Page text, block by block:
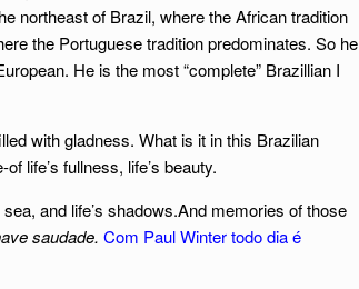
northeast of Brazil, where the African tradition
the Portuguese tradition predominates. So he
He is the most “complete” Brazillian I
with gladness. What is it in this Brazilian
life’s fullness, life’s beauty.
and life’s shadows.And memories of those
saudade. Com Paul Winter todo dia é